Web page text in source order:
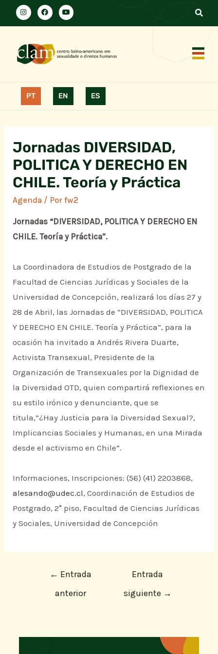
PT EN ES
Jornadas DIVERSIDAD,
POLITICA Y DERECHO EN
CHILE. Teoría y Práctica
Agenda / Porfw2
Jornadas “DIVERSIDAD, POLITICA Y DERECHO EN
CHILE. Teoría y Práctica”.
La Coordinadora de Estudios de Postgrado de la
Facultad de Ciencias Jurídicas y Sociales de la
Universidad de Concepción, realizará los días 27 y
28 de Abril, las Jornadas de “DIVERSIDAD, POLITICA
Y DERECHO EN CHILE. Teoría y Práctica”, para la
ocasión ha invitado a Andrés Rivera Duarte,
Activista Transexual, Presidente de la
Organización de Transexuales por la Dignidad de
la Diversidad OTD, quien compartirá reflexiones en
su estilo irónico y denunciante, que se
titula,”¿Hay Justicia para la Diversidad Sexual?,
Implicancias Sociales y Humanas, en una Mirada
desde el activismo en Chile”.
Informaciones, Inscripciones: (56) (41) 2203868,
alesando@udec.cl, Coordinación de Estudios de
Postgrado, 2° piso, Facultad de Ciencias Jurídicas
y Sociales, Universidad de Concepción
← Entrada
anterior
Entrada
siguiente →